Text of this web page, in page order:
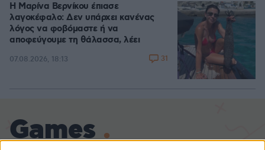
Η Μαρίνα Βερνίκου έπιασε
λαγοκέφαλο: Δεν υπάρχει κανένας
λόγος να φοβόμαστε ή να
αποφεύγουμε τη θάλασσα, λέει
07.08.2026, 18:13 31
Games